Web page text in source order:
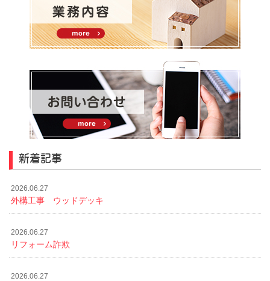
新着記事
2026.06.27
外構工事 ウッドデッキ
2026.06.27
リフォーム詐欺
2026.06.27